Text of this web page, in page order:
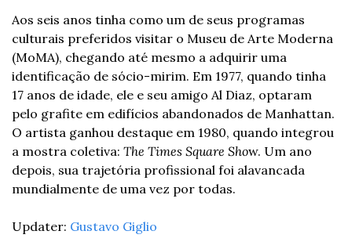
Aos seis anos tinha como um de seus programas
culturais preferidos visitar o Museu de Arte Moderna
(MoMA), chegando até mesmo a adquirir uma
identificação de sócio-mirim. Em 1977, quando tinha
17 anos de idade, ele e seu amigo Al Diaz, optaram
O artista ganhou destaque em 1980, quando integrou
a mostra coletiva: The Times Square Show. Um ano
depois, sua trajetória profissional foi alavancada
mundialmente de uma vez por todas.
Updater: Gustavo Giglio